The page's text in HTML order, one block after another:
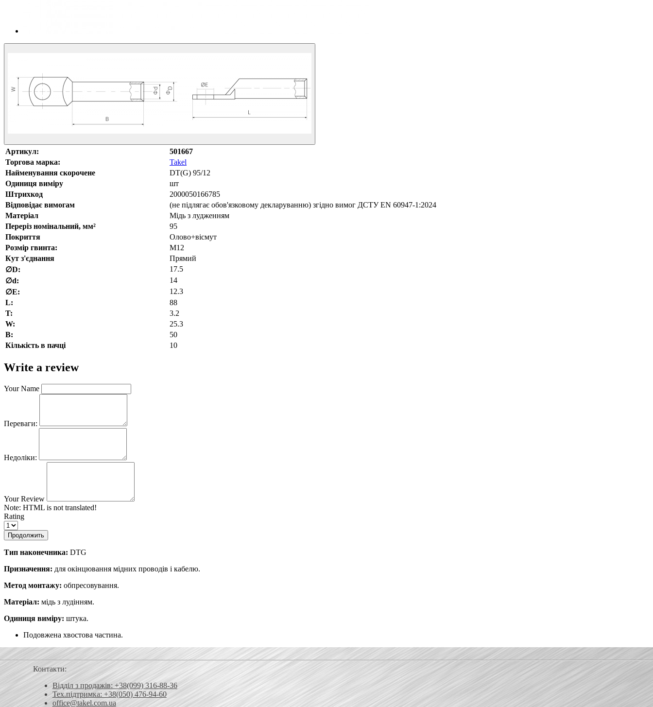
Артикул:
501667
Торгова марка:
Takel
Найменування скорочене
DT(G) 95/12
Одиниця виміру
шт
Штрихкод
2000050166785
Відповідає вимогам
(не підлягає обов'язковому декларуванню) згідно вимог ДСТУ EN 60947-1:2024
Матеріал
Мідь з лудженням
Переріз номінальний, мм²
95
Покриття
Олово+вісмут
Розмір гвинта:
M12
Кут з'єднання
Прямий
∅D:
17.5
∅d:
14
∅E:
12.3
L:
88
T:
3.2
W:
25.3
В:
50
Кількість в пачці
10
Write a review
Your Name
Переваги:
Недоліки:
Your Review
Note: HTML is not translated!
Rating
Продолжить
Тип наконечника: DTG
Призначення: для окінцювання мідних проводів і кабелю.
Метод монтажу: обпресовування.
Матеріал: мідь з лудінням.
Одиниця виміру: штука.
Подовжена хвостова частина.
Контакти:
Відділ з продажів: +38(099) 316-88-36
Тех.підтримка: +38(050) 476-94-60
office@takel.com.ua